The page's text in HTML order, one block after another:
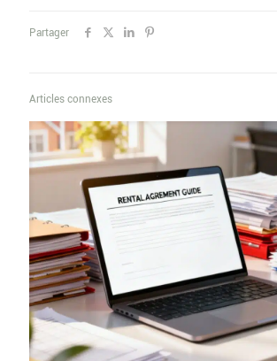
Partager
Articles connexes